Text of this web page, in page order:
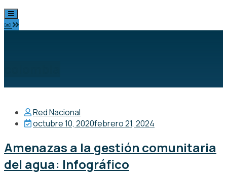
✉
Red Nacional
octubre 10, 2020febrero 21, 2024
Amenazas a la gestión comunitaria
del agua: Infográfico